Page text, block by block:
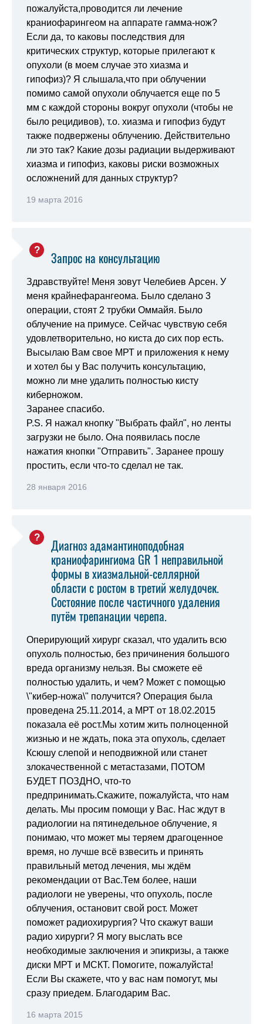
пожалуйста,проводится ли лечение
краниофарингеом на аппарате гамма-нож?
Если да, то каковы последствия для
критических структур, которые прилегают к
опухоли (в моем случае это хиазма и
гипофиз)? Я слышала,что при облучении
помимо самой опухоли облучается еще по 5
мм с каждой стороны вокруг опухоли (чтобы не
было рецидивов), т.о. хиазма и гипофиз будут
также подвержены облучению. Действительно
ли это так? Какие дозы радиации выдерживают
хиазма и гипофиз, каковы риски возможных
осложнений для данных структур?
19 марта 2016
Запрос на консультацию
Здравствуйте! Меня зовут Челебиев Арсен. У
меня крайнефарангеома. Было сделано 3
операции, стоят 2 трубки Оммайя. Было
облучение на примусе. Сейчас чувствую себя
удовлетворительно, но киста до сих пор есть.
Высылаю Вам свое МРТ и приложения к нему
и хотел бы у Вас получить консультацию,
можно ли мне удалить полностью кисту
киберножом.
Заранее спасибо.
P.S. Я нажал кнопку "Выбрать файл", но ленты
загрузки не было. Она появилась после
нажатия кнопки "Отправить". Заранее прошу
простить, если что-то сделал не так.
28 января 2016
Диагноз адамантиноподобная
краниофарингиома GR 1 неправильной
формы в хиазмальной-селлярной
области с ростом в третий желудочек.
Состояние после частичного удаления
путём трепанации черепа.
Оперирующий хирург сказал, что удалить всю
опухоль полностью, без причинения большого
вреда организму нельзя. Вы сможете её
полностью удалить, и чем? Может с помощью
\"кибер-ножа\" получится? Операция была
проведена 25.11.2014, а МРТ от 18.02.2015
показала её рост.Мы хотим жить полноценной
жизнью и не ждать, пока эта опухоль, сделает
Ксюшу слепой и неподвижной или станет
злокачественной с метастазами, ПОТОМ
БУДЕТ ПОЗДНО, что-то
предпринимать.Скажите, пожалуйста, что нам
делать. Мы просим помощи у Вас. Нас ждут в
радиологии на пятинедельное облучение, я
понимаю, что может мы теряем драгоценное
время, но лучше всё взвесить и принять
правильный метод лечения, мы ждём
рекомендации от Вас.Тем более, наши
радиологи не уверены, что опухоль, после
облучения, остановит свой рост. Может
поможет радиохирургия? Что скажут ваши
радио хирурги? Я могу выслать все
необходимые заключения и эпикризы, а также
диски МРТ и МСКТ. Помогите, пожалуйста!
Если Вы скажете, что у вас нам помогут, мы
сразу приедем. Благодарим Вас.
16 марта 2015